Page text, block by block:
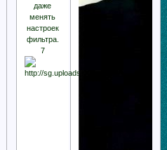
даже
менять
настроек
фильтра.
7